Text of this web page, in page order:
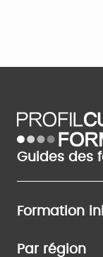
Guides des
Formation
Par région